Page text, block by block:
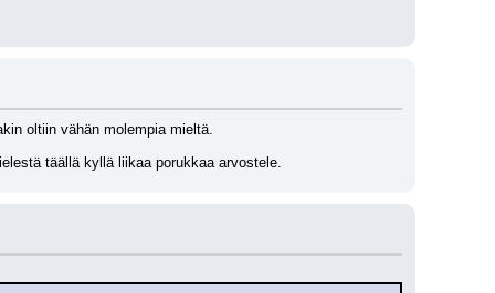
oltiin vähän molempia mieltä.
täällä kyllä liikaa porukkaa arvostele.